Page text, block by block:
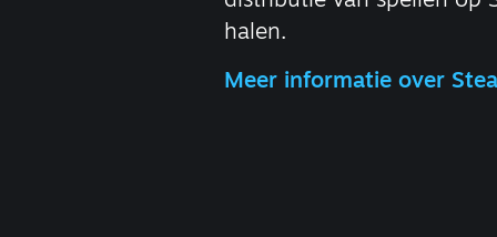
halen.
Meer informatie over